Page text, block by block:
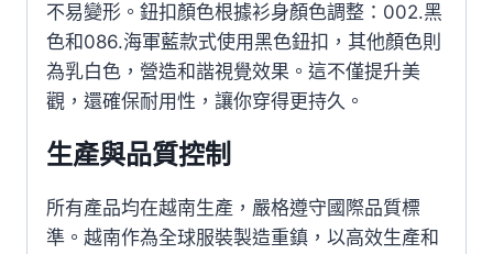
不易變形。鈕扣顏色根據衫身顏色調整：002.黑
色和086.海軍藍款式使用黑色鈕扣，其他顏色則
為乳白色，營造和諧視覺效果。這不僅提升美
觀，還確保耐用性，讓你穿得更持久。
生產與品質控制
所有產品均在越南生產，嚴格遵守國際品質標
準。越南作為全球服裝製造重鎮，以高效生產和